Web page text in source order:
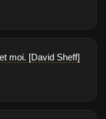
moi. [David Sheff]